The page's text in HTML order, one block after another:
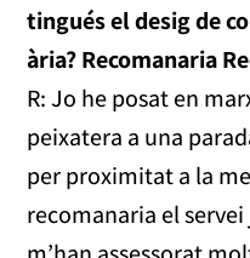
tingués el desig de
ària? Recomanaria
R: Jo he posat en
peixatera a una
per proximitat a la
recomanaria el servei